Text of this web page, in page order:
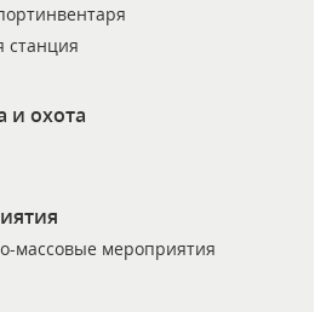
станция
и охота
массовые мероприятия